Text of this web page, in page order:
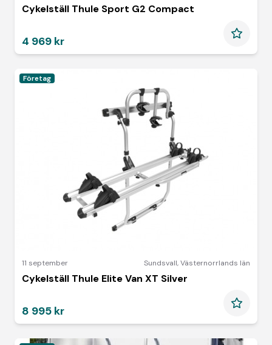
Cykelställ Thule Sport G2 Compact
4 969 kr
Företag
11 september Sundsvall,Västernorrlands län
Cykelställ Thule Elite Van XT Silver
8 995 kr